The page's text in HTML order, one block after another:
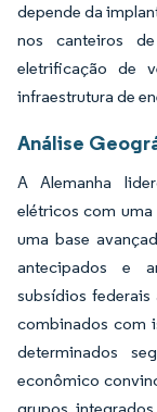
depende da
nos canteiros
eletrificação de
infraestrutura de
Análise
A Alemanha
elétricos com uma
uma base
antecipados e
subsídios federais
combinados com
determinados
econômico